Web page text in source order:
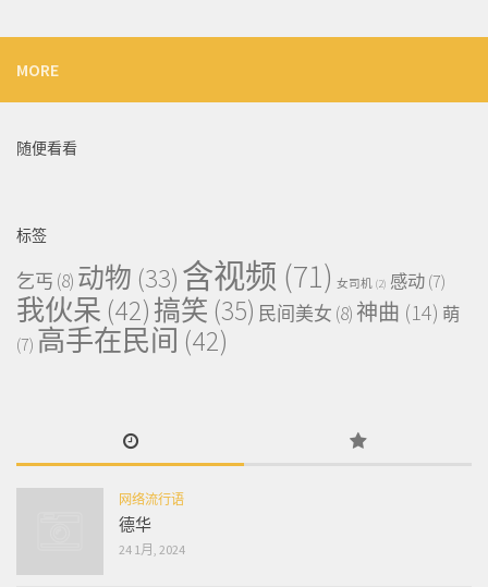
MORE
随便看看
标签
乞丐 (8) 动物 (33)含视频 (71) 女司机 (2) 感动 (7)
我伙呆 (42)搞笑 (35) 民间美女 (8) 神曲 (14) 萌
(7) 高手在民间 (42)
网络流行语
德华
24 1月, 2024